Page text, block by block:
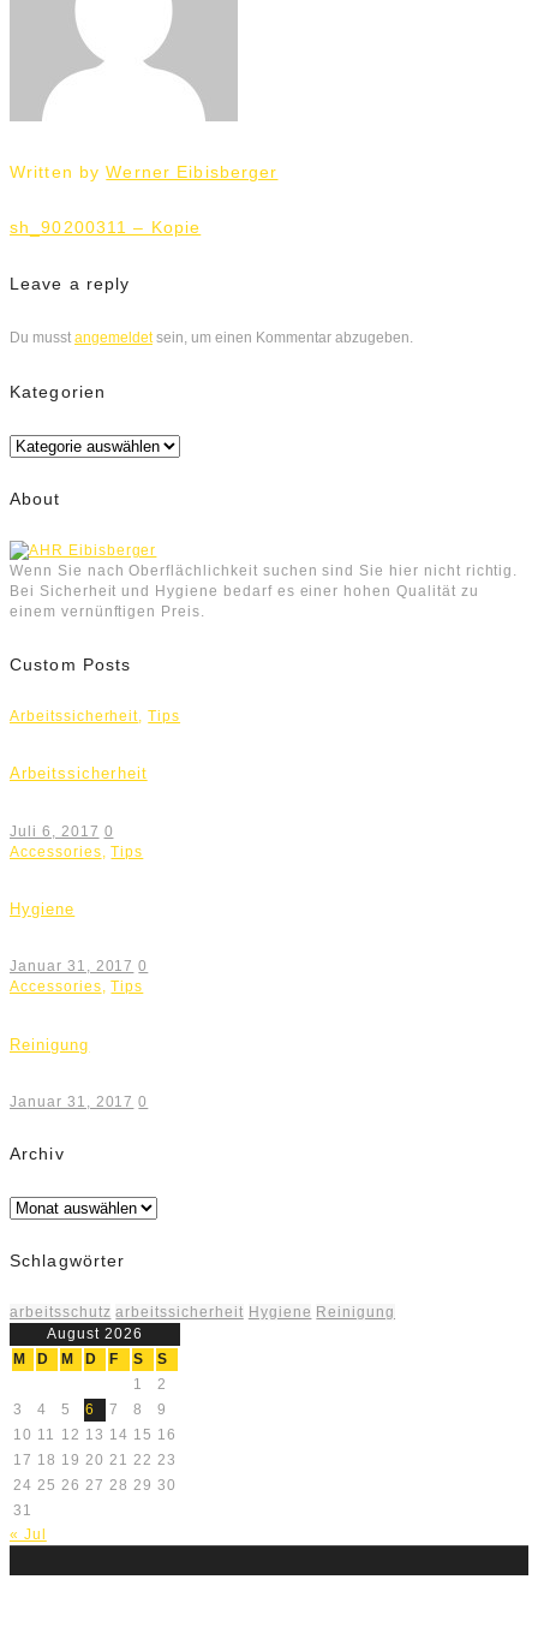
Written byWerner Eibisberger
Beitrags-
Navigation
sh_90200311 – Kopie
Leave a reply
Du musst angemeldetsein, um einen Kommentar abzugeben.
Kategorien
Kategorien
About
Wenn Sie nach Oberflächlichkeit suchen sind Sie hier nicht richtig.
Bei Sicherheit und Hygiene bedarf es einer hohen Qualität zu
einem vernünftigen Preis.
Custom Posts
Arbeitssicherheit,Tips
Arbeitssicherheit
Juli 6, 2017 0
Accessories ,Tips
Hygiene
Januar 31, 2017 0
Accessories,Tips
Reinigung
Januar 31, 2017 0
Archiv
Archiv
Schlagwörter
arbeitsschutz arbeitssicherheit Hygiene Reinigung
August 2026
M
D M D F S
S
1
2
3
4 5 6 7 8
9
10 11 12 13 14 15 16
17 18 19 20 21 22 23
24 25 26 27 28 29 30
31
« Jul